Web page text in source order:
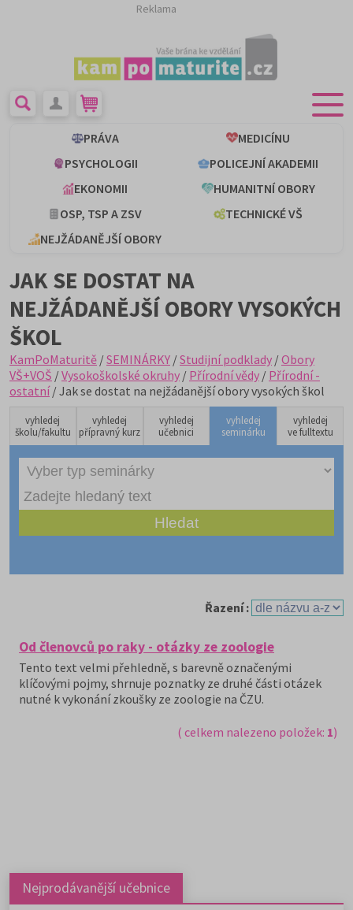
Reklama
PRÁVA
MEDICÍNU
PSYCHOLOGII
POLICEJNÍ AKADEMII
EKONOMII
HUMANITNÍ OBORY
OSP, TSP A ZSV
TECHNICKÉ VŠ
NEJŽÁDANĚJŠÍ OBORY
JAK SE DOSTAT NA
NEJŽÁDANĚJŠÍ OBORY VYSOKÝCH
ŠKOL
KamPoMaturitě /SEMINÁRKY /Studijní podklady /Obory
VŠ+VOŠ /Vysokoškolské okruhy / Přírodní vědy / Přírodní -
ostatní/ Jak se dostat na nejžádanější obory vysokých škol
vyhledej
školu/fakultu
vyhledej
přípravný kurz
vyhledej
učebnici
vyhledej
seminárku
vyhledej
ve fulltextu
Řazení :
Od členovců po raky - otázky ze zoologie
Tento text velmi přehledně, s barevně označenými
klíčovými pojmy, shrnuje poznatky ze druhé části otázek
nutné k vykonání zkoušky ze zoologie na ČZU.
( celkem nalezeno položek: 1)
Nejprodávanější učebnice